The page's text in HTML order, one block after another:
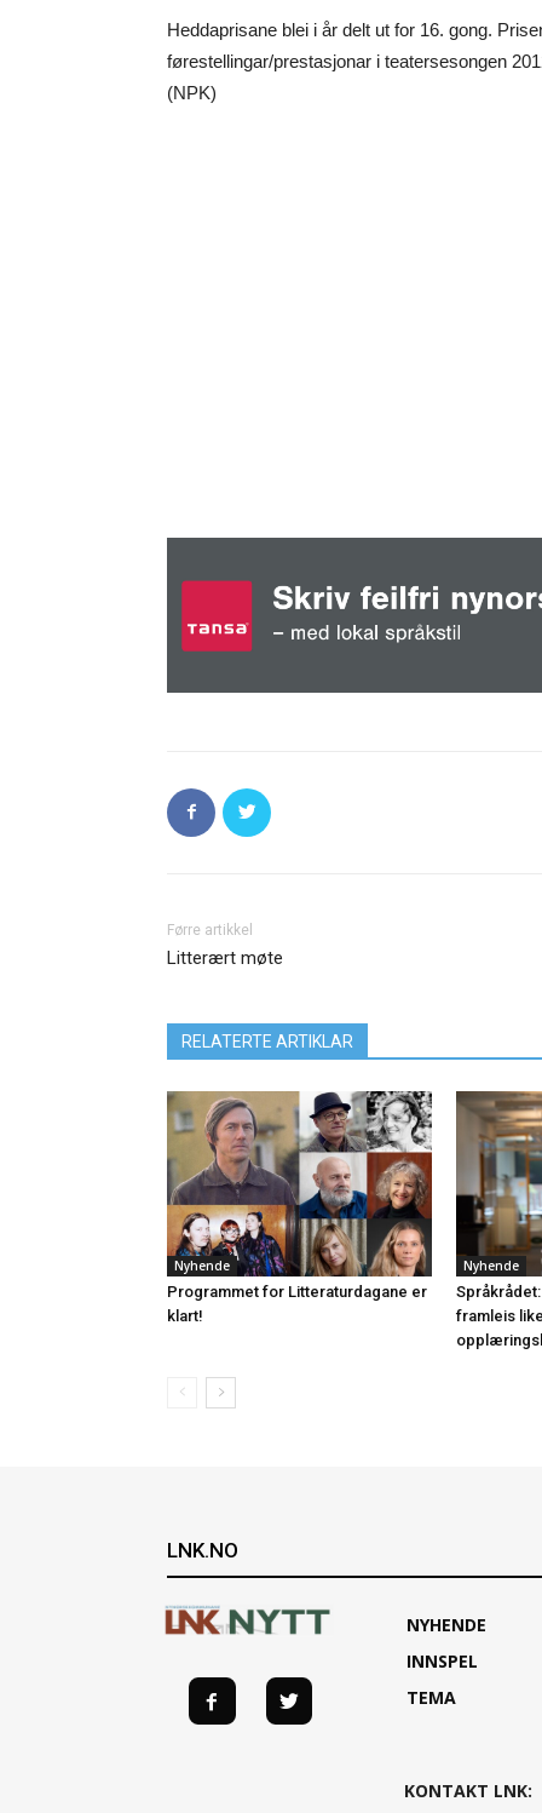
Heddaprisane blei i år delt ut for 16. gong.
førestellingar/prestasjonar i teatersesongen
(NPK)
Førre artikkel
Litterært møte
RELATERTE ARTIKLAR
Nyhende
Programmet for Litteraturdagane er
klart!
Nyhende
framleis
LNK.NO
NYHENDE
INNSPEL
TEMA
KONTAKT LNK: